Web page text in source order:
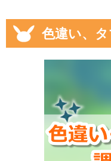
色違い、